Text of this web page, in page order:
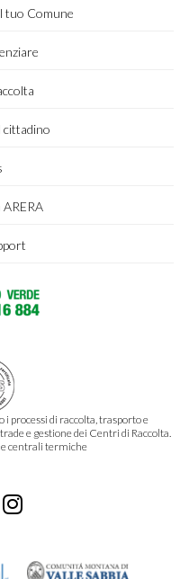
tuo Comune
cittadino
processi di raccolta, trasporto e
e gestione dei Centri di Raccolta.
centrali termiche